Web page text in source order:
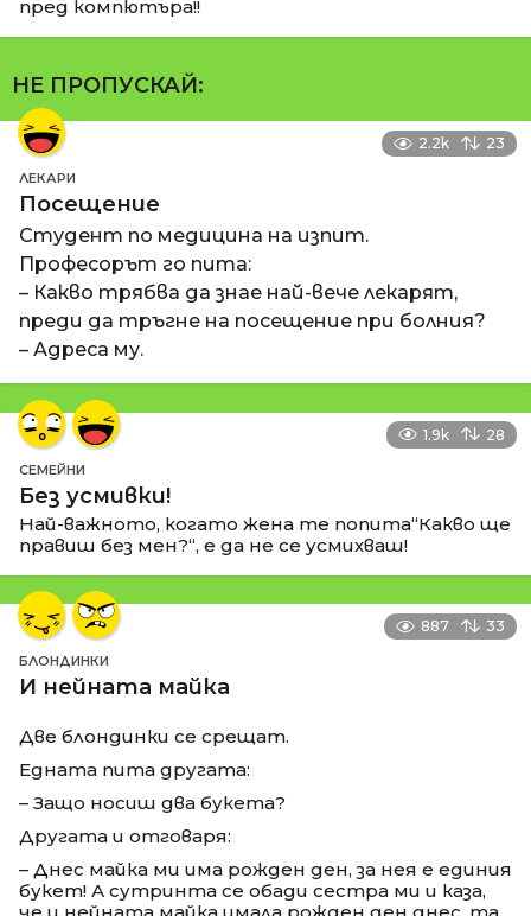
пред компютъра!!
НЕ ПРОПУСКАЙ:
2.2k 23
ЛЕКАРИ
Посещение
Студент по медицина на изпит.
Професорът го пита:
– Какво трябва да знае най-вече лекарят,
преди да тръгне на посещение при болния?
– Адреса му.
1.9k 28
СЕМЕЙНИ
Без усмивки!
Най-важното, когато жена те попита“Какво ще
правиш без мен?“, е да не се усмихваш!
887 33
БЛОНДИНКИ
И нейната майка
Две блондинки се срещат.
Едната пита другата:
– Защо носиш два букета?
Другата и отговаря:
– Днес майка ми има рожден ден, за нея е единия
букет! А сутринта се обади сестра ми и каза,